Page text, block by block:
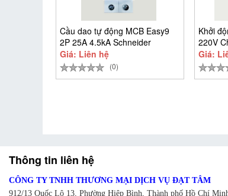
Cầu dao tự động MCB Easy9
2P 25A 4.5kA Schneider
EZ9F34225
Giá: Liên hệ
(0)
Khởi
220V
Giá:
Thông tin liên hệ
CÔNG TY TNHH THƯƠNG MẠI DỊCH VỤ ĐẠT TÂM
912/13 Quốc Lộ 13, Phường Hiệp Bình, Thành phố Hồ Chí